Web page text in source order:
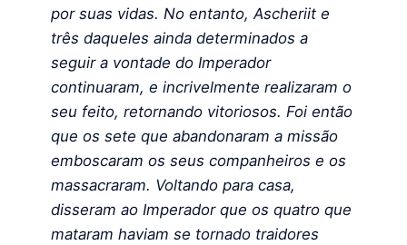
por suas vidas. No entanto, Ascheriit e
três daqueles ainda determinados a
seguir a vontade do Imperador
continuaram, e incrivelmente realizaram o
seu feito, retornando vitoriosos. Foi então
que os sete que abandonaram a missão
emboscaram os seus companheiros e os
massacraram. Voltando para casa,
disseram ao Imperador que os quatro que
mataram haviam se tornado traidores